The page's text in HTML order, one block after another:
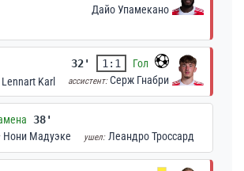
Дайо Упамекано
32' 1:1
Гол
Lennart Karl
ассистент:Серж Гнабри
38'
Нони Мадуэке ушел: Леандро Троссард